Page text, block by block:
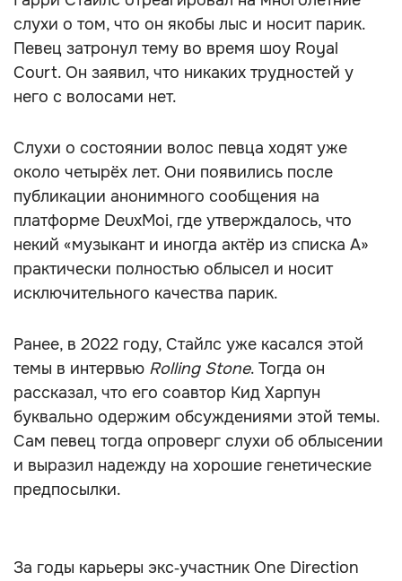
слухи о том, что он якобы лыс и носит парик.
Певец затронул тему во время шоу Royal
Court. Он заявил, что никаких трудностей у
него с волосами нет.
Слухи о состоянии волос певца ходят уже
около четырёх лет. Они появились после
публикации анонимного сообщения на
платформе DeuxMoi, где утверждалось, что
некий «музыкант и иногда актёр из списка A»
практически полностью облысел и носит
исключительного качества парик.
Ранее, в 2022 году, Стайлс уже касался этой
темы в интервью Rolling Stone. Тогда он
рассказал, что его соавтор Кид Харпун
буквально одержим обсуждениями этой темы.
Сам певец тогда опроверг слухи об облысении
и выразил надежду на хорошие генетические
предпосылки.
За годы карьеры экс‑участник One Direction